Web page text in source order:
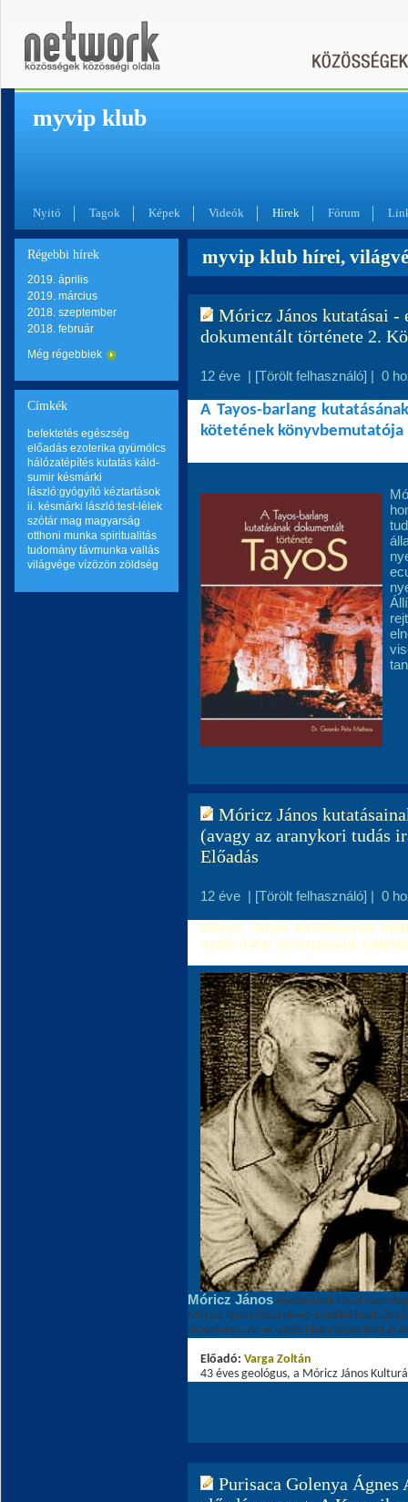
myvip klub
Nyitó Tagok Képek Videók Hírek Fórum
Régebbi hírek
2019. április
2019. március
2018. szeptember
2018. február
Még régebbiek
Címkék
befektetés egészség
előadás ezoterika gyümölcs
hálózatépítés kutatás káld-
sumir késmárki
lászló:gyógyító kéztartások
ii. késmárki lászló:test-lélek
szótár mag magyarság
otthoni munka spiritualitás
tudomány távmunka vallás
világvége vízözön zöldség
myvip klub hírei,
Móricz János kutatásai -
dokumentált története 2.
12 éve | [Törölt felhasználó] | 0
A Tayos-barlang
kötetének könyvbemutatója
Móricz János
(avagy az aranykori tudás
Előadás
12 éve | [Törölt felhasználó] | 0
Móricz János kutatásainak
tudás iránti sóvárgásunk
Móricz János életútjának rövid
Móricz János őstörténet-elméletének
létezésére, Az ecuadori kutatások
Előadó: Varga Zoltán
43 éves geológus, a Móricz János
Purisaca Golenya